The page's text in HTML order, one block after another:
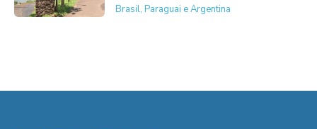
Brasil, Paraguai e Argentina